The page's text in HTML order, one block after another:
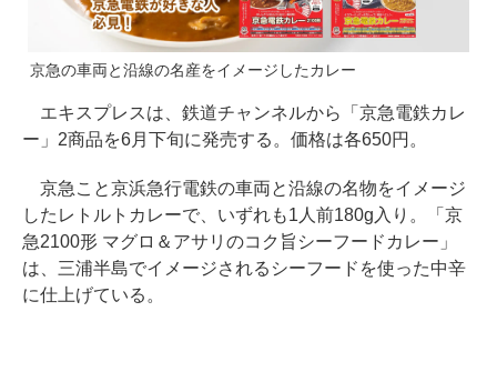
京急の車両と沿線の名産をイメージしたカレー
エキスプレスは、鉄道チャンネルから「京急電鉄カレ
ー」2商品を6月下旬に発売する。価格は各650円。
京急こと京浜急行電鉄の車両と沿線の名物をイメージ
したレトルトカレーで、いずれも1人前180g入り。「京
急2100形 マグロ＆アサリのコク旨シーフードカレー」
は、三浦半島でイメージされるシーフードを使った中辛
に仕上げている。